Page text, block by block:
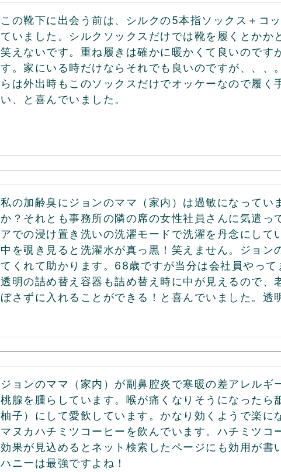
この靴下に出会う前は、シルクの5本指ソックス＋コ
ていました。シルクソックスだけでは靴を履くとかか
笑えないです。重ね履きは確かに暖かくて良いのです
す。家にいる時だけならそれでも良いのですが、、、
らは外出時もこのソックスだけでオッケーなので履く
い、と喜んでいました。
私の加齢臭にジョンのママ（家内）は過敏になってい
か？それとも事務所の隣の席の女性社員さんに気遣っ
アでの浸け置き洗いの洗濯モードで洗濯を丹念にして
中を覗き見ると洗濯水が真っ黒！笑えません。ジョン
てくれて助かります。68歳ですが当分は会社員やって
透明の詰め替え容器も詰め替え時に中が見えるので、
ぼさずに入れることができる！と喜んでいました。透
ジョンのママ（家内）が副鼻腔炎で寒暖の差アレルギ
桃腺を腫らしています。喉が痛くなりそうになったら
柚子）にして愛飲しています。かなり効くようで楽に
マヌカハチミツコーヒーを飲んでいます。ハチミツコ
効果が見込めるとネット検索したページにも効用が書
ハニーは最強ですよね！